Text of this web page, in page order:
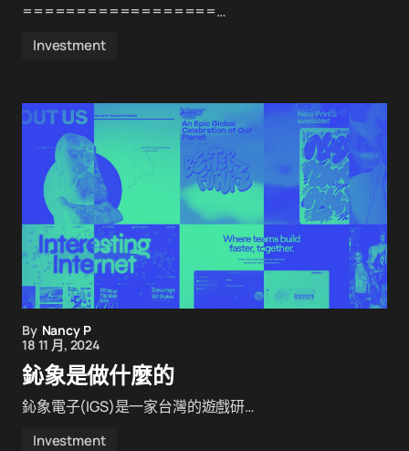
==================…
Investment
By Nancy P
18 11 月, 2024
鈊象是做什麼的
鈊象電子(IGS)是一家台灣的遊戲研…
Investment